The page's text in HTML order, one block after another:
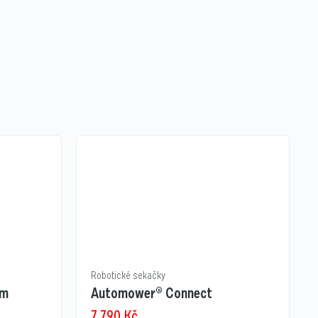
Robotické sekačky
Automower® Connect